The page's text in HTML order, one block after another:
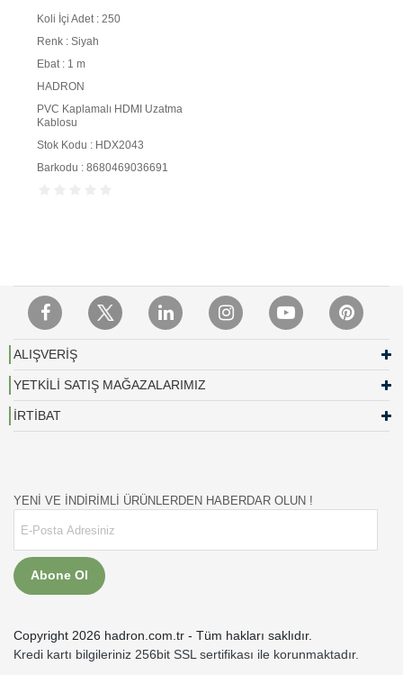
Koli İçi Adet : 250
Renk : Siyah
Ebat : 1 m
HADRON
PVC Kaplamalı HDMI Uzatma
Kablosu
Stok Kodu : HDX2043
Barkodu : 8680469036691
ALIŞVERİŞ
YETKİLİ SATIŞ MAĞAZALARIMIZ
İRTİBAT
YENİ VE İNDİRİMLİ ÜRÜNLERDEN HABERDAR OLUN !
Abone Ol
Copyright 2026 hadron.com.tr - Tüm hakları saklıdır.
Kredi kartı bilgileriniz 256bit SSL sertifikası ile korunmaktadır.